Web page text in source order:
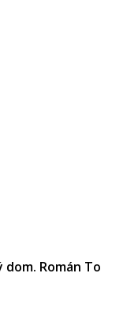
Román To